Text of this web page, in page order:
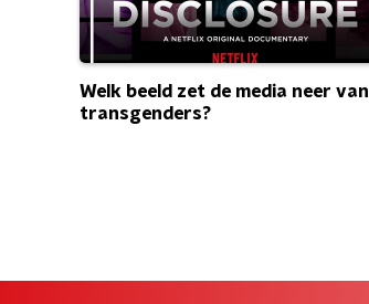
Welk beeld zet de media neer van
transgenders?